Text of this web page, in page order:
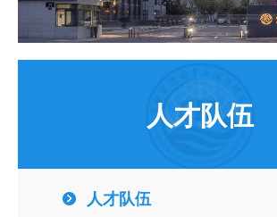
人才队伍
人才队伍